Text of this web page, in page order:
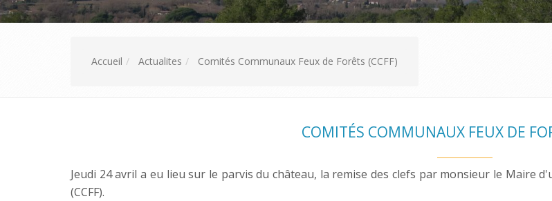
Accueil Actualites Comités Communaux Feux de Forêts (CCFF)
COMITÉS COMMUNAUX FEUX DE
Jeudi 24 avril a eu lieu sur le parvis du château, la remise des clefs par monsieur le Maire
(CCFF).